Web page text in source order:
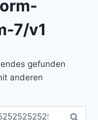
7/v1
gefunden
anderen